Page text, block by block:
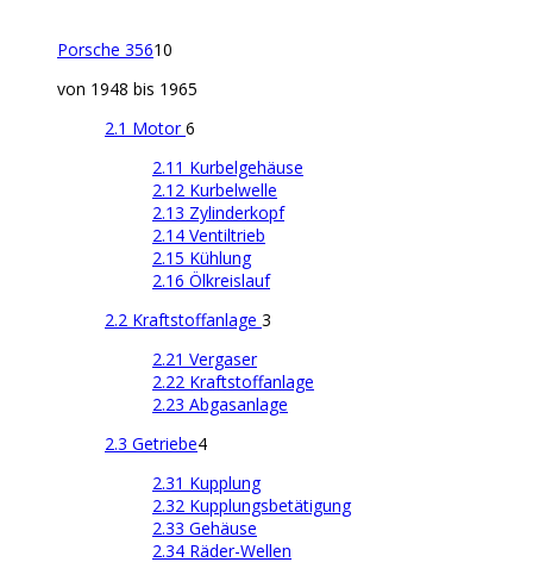
Porsche 35610
von 1948 bis 1965
2.1 Motor6
2.11 Kurbelgehäuse
2.12 Kurbelwelle
2.13 Zylinderkopf
2.14 Ventiltrieb
2.15 Kühlung
2.16 Ölkreislauf
2.2 Kraftstoffanlage 3
2.21 Vergaser
2.22 Kraftstoffanlage
2.23 Abgasanlage
2.3 Getriebe4
2.31 Kupplung
2.32 Kupplungsbetätigung
2.33 Gehäuse
2.34 Räder-Wellen